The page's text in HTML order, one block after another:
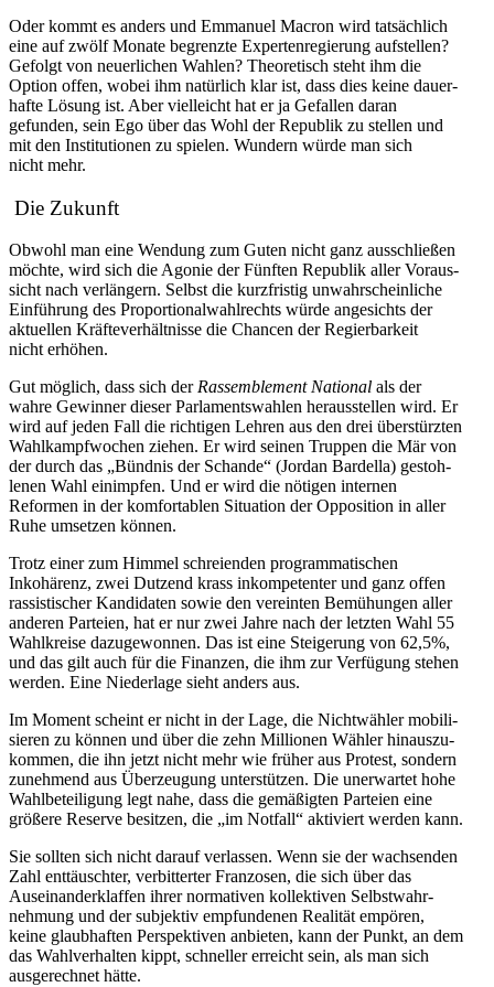
Oder kommt es anders und Emmanuel Macron wird tatsächlich
eine auf zwölf Monate begrenzte Exper­ten­re­gierung aufstellen?
Gefolgt von neuer­lichen Wahlen? Theore­tisch steht ihm die
Option offen, wobei ihm natürlich klar ist, dass dies keine dauer­
hafte Lösung ist. Aber vielleicht hat er ja Gefallen daran
gefunden, sein Ego über das Wohl der Republik zu stellen und
mit den Insti­tu­tionen zu spielen. Wundern würde man sich
nicht mehr.
Die Zukunft
Obwohl man eine Wendung zum Guten nicht ganz ausschließen
möchte, wird sich die Agonie der Fünften Republik aller Voraus­
sicht nach verlängern. Selbst die kurzfristig unwahr­schein­liche
Einführung des Propor­tio­nal­wahl­rechts würde angesichts der
aktuellen Kräfte­ver­hält­nisse die Chancen der Regier­barkeit
nicht erhöhen.
Gut möglich, dass sich derRassem­blement National als der
wahre Gewinner dieser Parla­ments­wahlen heraus­stellen wird. Er
wird auf jeden Fall die richtigen Lehren aus den drei überstürzten
Wahlkampf­wochen ziehen. Er wird seinen Truppen die Mär von
der durch das „Bündnis der Schande“ (Jordan Bardella) gestoh­
lenen Wahl einimpfen. Und er wird die nötigen internen
Reformen in der komfor­tablen Situation der Opposition in aller
Ruhe umsetzen können.
Trotz einer zum Himmel schrei­enden program­ma­ti­schen
Inkohärenz, zwei Dutzend krass inkom­pe­tenter und ganz offen
rassis­ti­scher Kandi­daten sowie den vereinten Bemühungen aller
anderen Parteien, hat er nur zwei Jahre nach der letzten Wahl 55
Wahlkreise dazuge­wonnen. Das ist eine Steigerung von 62,5%,
und das gilt auch für die Finanzen, die ihm zur Verfügung stehen
werden. Eine Niederlage sieht anders aus.
Im Moment scheint er nicht in der Lage, die Nicht­wähler mobili­
sieren zu können und über die zehn Millionen Wähler hinaus­zu­
kommen, die ihn jetzt nicht mehr wie früher aus Protest, sondern
zunehmend aus Überzeugung unter­stützen. Die unerwartet hohe
Wahlbe­tei­ligung legt nahe, dass die gemäßigten Parteien eine
größere Reserve besitzen, die „im Notfall“ aktiviert werden kann.
Sie sollten sich nicht darauf verlassen. Wenn sie der wachsenden
Zahl enttäuschter, verbit­terter Franzosen, die sich über das
Ausein­an­der­klaffen ihrer norma­tiven kollek­tiven Selbst­wahr­
nehmung und der subjektiv empfun­denen Realität empören,
keine glaub­haften Perspek­tiven anbieten, kann der Punkt, an dem
das Wahlver­halten kippt, schneller erreicht sein, als man sich
ausge­rechnet hätte.